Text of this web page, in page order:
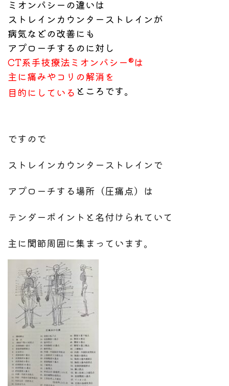
ミオンパシーの違いは
ストレインカウンターストレインが
病気などの改善にも
アプローチするのに対し
CT系手技療法ミオンパシー®は
主に痛みやコリの解消を
目的にしている ところです。
ですので
ストレインカウンターストレインで
アプローチする場所（圧痛点）は
テンダーポイントと名付けられていて
主に関節周囲に集まっています。